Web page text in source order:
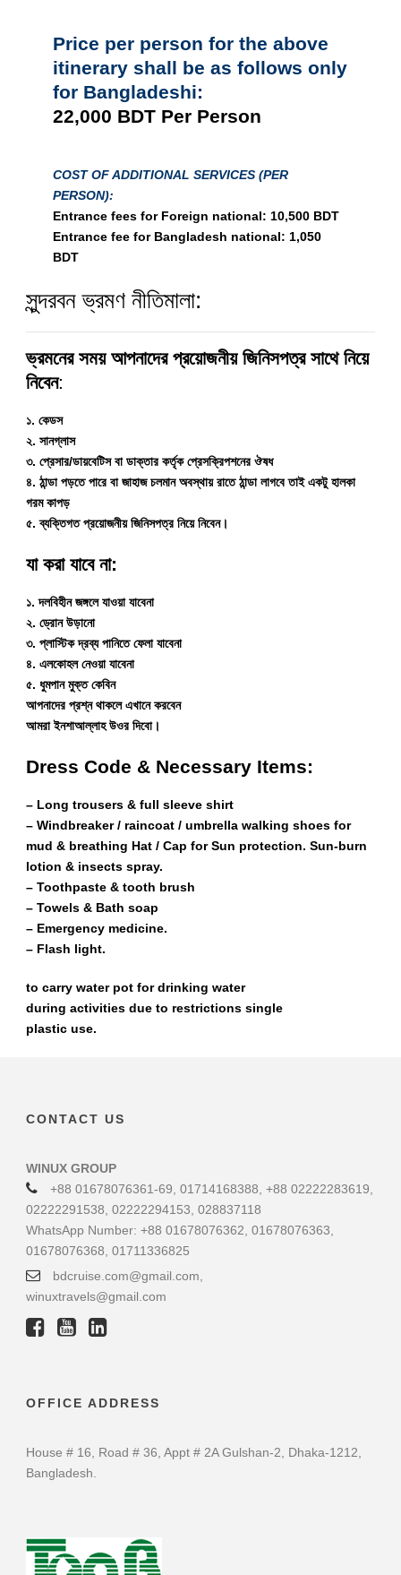
Price per person for the above
itinerary shall be as follows only
for Bangladeshi:
22,000 BDT Per Person
COST OF ADDITIONAL SERVICES (PER
PERSON):
Entrance fees for Foreign national: 10,500 BDT
Entrance fee for Bangladesh national: 1,050
BDT
সুন্দরবন ভ্রমণ নীতিমালা:
ভ্রমনের সময় আপনাদের প্রয়োজনীয় জিনিসপত্র সাথে নিয়ে
নিবেন:
১. কেডস
২. সানগ্লাস
৩. প্রেসার/ডায়বেটিস বা ডাক্তার কর্তৃক প্রেসক্রিপশনের ঔষধ
৪. ঠান্ডা পড়তে পারে বা জাহাজ চলমান অবস্থায় রাতে ঠান্ডা লাগবে তাই একটু হালকা
গরম কাপড়
৫. ব্যক্তিগত প্রয়োজনীয় জিনিসপত্র নিয়ে নিবেন।
যা করা যাবে না:
১. দলবিহীন জঙ্গলে যাওয়া যাবেনা
২. ড্রোন উড়ানো
৩. প্লাস্টিক দ্রব্য পানিতে ফেলা যাবেনা
৪. এলকোহল নেওয়া যাবেনা
৫. ধুমপান মুক্ত কেবিন
আপনাদের প্রশ্ন থাকলে এখানে করবেন
আমরা ইনশাআল্লাহ উওর দিবো।
Dress Code & Necessary Items:
– Long trousers & full sleeve shirt
– Windbreaker / raincoat / umbrella walking shoes for
mud & breathing Hat / Cap for Sun protection. Sun-burn
lotion & insects spray.
– Toothpaste & tooth brush
– Towels & Bath soap
– Emergency medicine.
– Flash light.
to carry water pot for drinking water
during activities due to restrictions single
plastic use.
CONTACT US
WINUX GROUP
+88 01678076361-69, 01714168388, +88 02222283619,
02222291538, 02222294153, 028837118
WhatsApp Number: +88 01678076362, 01678076363,
01678076368, 01711336825
bdcruise.com@gmail.com,
winuxtravels@gmail.com
OFFICE ADDRESS
House # 16, Road # 36, Appt # 2A Gulshan-2, Dhaka-1212,
Bangladesh.